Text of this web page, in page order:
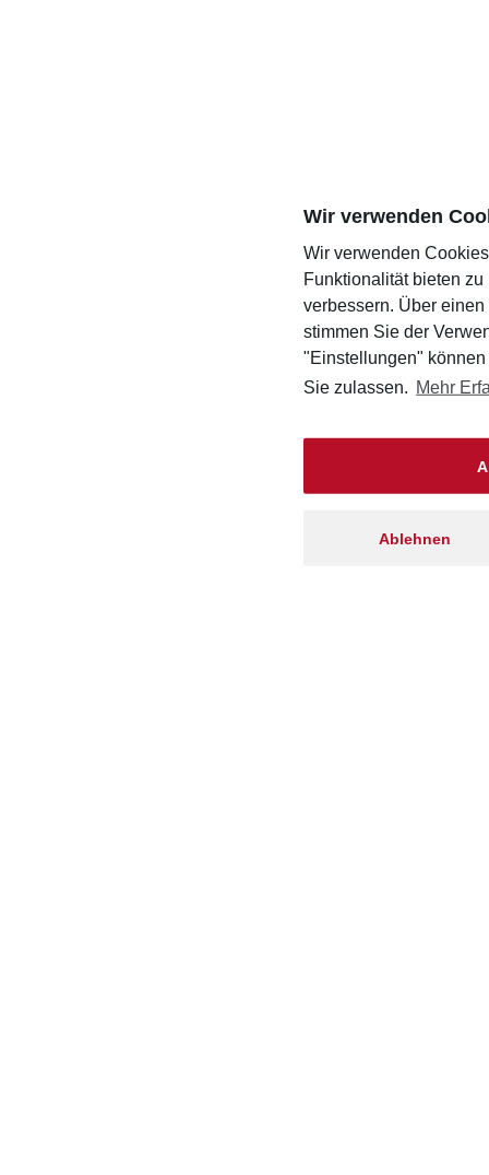
Wir verwenden
Wir verwenden
Funktionalität bieten
verbessern. Über
stimmen Sie der
"Einstellungen"
Sie zulassen. Mehr
Ablehnen